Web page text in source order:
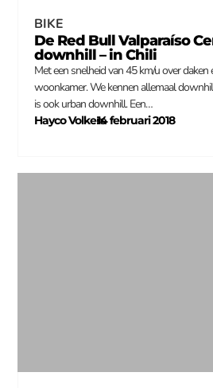
BIKE
De Red Bull Valparaíso
downhill – in Chili
Met een snelheid van 45 km/u over daken
woonkamer. We kennen allemaal
is ook urban downhill. Een…
Hayco Volkers
–
14 februari 2018